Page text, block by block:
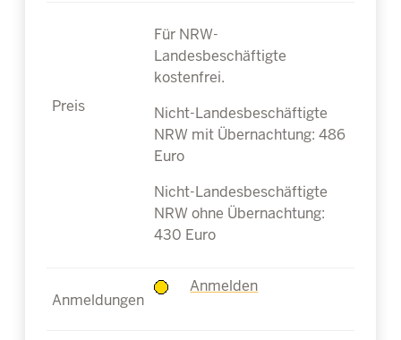
Für NRW-
Landesbeschäftigte
kostenfrei.
Nicht-Landesbeschäftigte
NRW mit Übernachtung: 486
Euro
Nicht-Landesbeschäftigte
NRW ohne Übernachtung:
430 Euro
Anmelden